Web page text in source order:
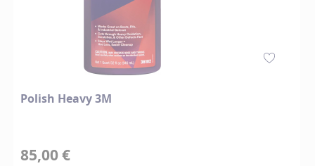
Polish Heavy 3M
85,00 €